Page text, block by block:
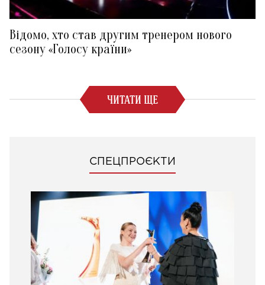
Відомо, хто став другим тренером нового
сезону «Голосу країни»
ЧИТАТИ ЩЕ
СПЕЦПРОЄКТИ